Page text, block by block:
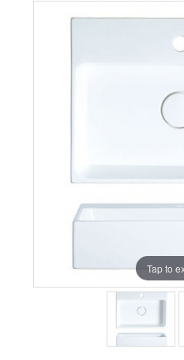
Tap to
Tap to